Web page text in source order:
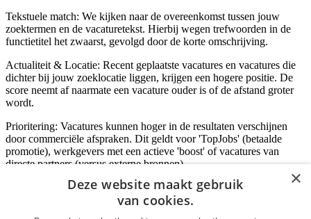
Tekstuele match: We kijken naar de overeenkomst tussen jouw
zoektermen en de vacaturetekst. Hierbij wegen trefwoorden in de
functietitel het zwaarst, gevolgd door de korte omschrijving.
Actualiteit & Locatie: Recent geplaatste vacatures en vacatures die
dichter bij jouw zoeklocatie liggen, krijgen een hogere positie. De
score neemt af naarmate een vacature ouder is of de afstand groter
wordt.
Prioritering: Vacatures kunnen hoger in de resultaten verschijnen
door commerciële afspraken. Dit geldt voor 'TopJobs' (betaalde
promotie), werkgevers met een actieve 'boost' of vacatures van
directe partners (versus externe bronnen).
Inloggen als bedrijf
×
Deze website maakt gebruik
van cookies.